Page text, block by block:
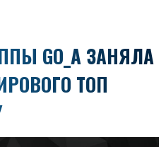
GO_A ЗАНЯЛА
ТОП